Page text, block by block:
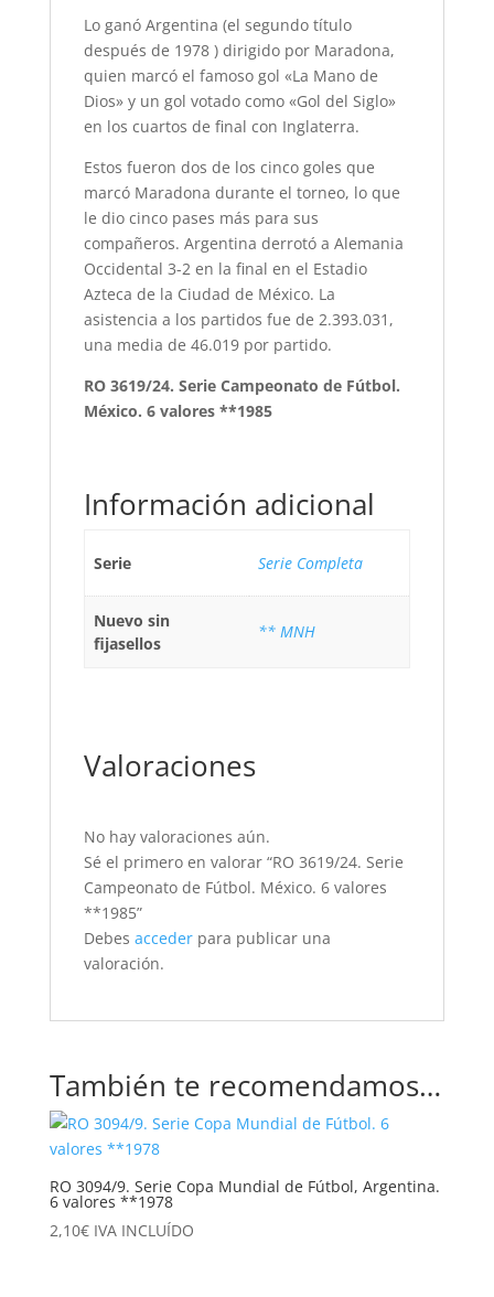
Lo ganó Argentina (el segundo título
después de 1978 ) dirigido por Maradona,
quien marcó el famoso gol «La Mano de
Dios» y un gol votado como «Gol del Siglo»
en los cuartos de final con Inglaterra.
Estos fueron dos de los cinco goles que
marcó Maradona durante el torneo, lo que
le dio cinco pases más para sus
compañeros. Argentina derrotó a Alemania
Occidental 3-2 en la final en el Estadio
Azteca de la Ciudad de México. La
asistencia a los partidos fue de 2.393.031,
una media de 46.019 por partido.
RO 3619/24. Serie Campeonato de Fútbol.
México. 6 valores **1985
Información adicional
Serie Serie Completa
Nuevo sin
fijasellos
** MNH
Valoraciones
No hay valoraciones aún.
Sé el primero en valorar “RO 3619/24. Serie
Campeonato de Fútbol. México. 6 valores
**1985”
Debes accederpara publicar una
valoración.
También te recomendamos…
RO 3094/9. Serie Copa Mundial de Fútbol, Argentina.
6 valores **1978
2,10€ IVA INCLUÍDO